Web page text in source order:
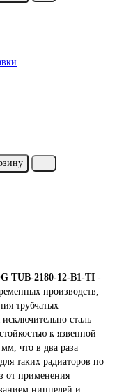
TUB-2180-12-B1-TI -
производств,
трубчатых
сталь
к язвенной
что в два раза
таких радиаторов по
от применения
ниппелей и